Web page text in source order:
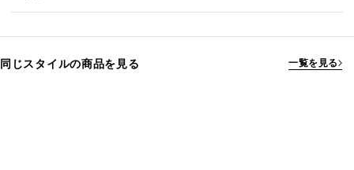
同じスタイルの商品を見る 一覧を見る